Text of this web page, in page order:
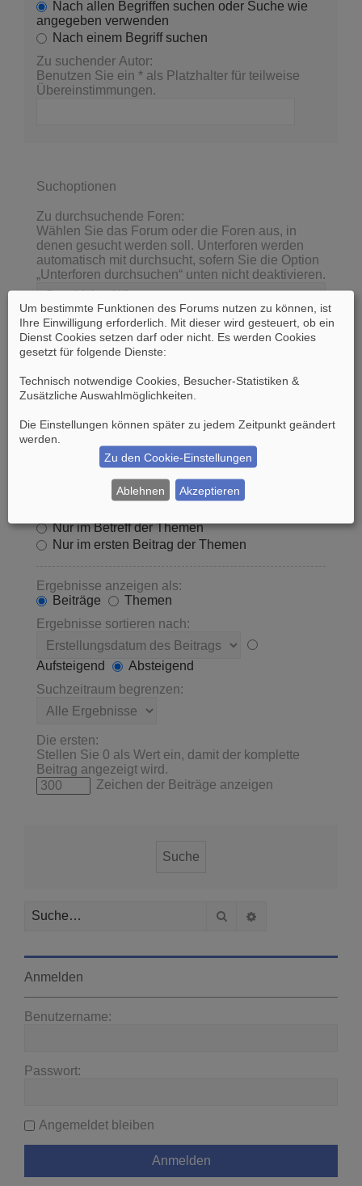
Nach allen Begriffen suchen oder Suche wie
angegeben verwenden
Nach einem Begriff suchen
Zu suchender Autor:
Benutzen Sie ein * als Platzhalter für teilweise
Übereinstimmungen.
Suchoptionen
Zu durchsuchende Foren:
Wählen Sie das Forum oder die Foren aus, in
denen gesucht werden soll. Unterforen werden
automatisch mit durchsucht, sofern Sie die Option
„Unterforen durchsuchen“ unten nicht deaktivieren.
Unterforen durchsuchen:
Nein
Innerhalb suchen:
Betreff und Text der Beiträge
Nur im Betreff der Themen
Nur im ersten Beitrag der Themen
Ergebnisse anzeigen als:
Beiträge
Themen
Ergebnisse sortieren nach:
Aufsteigend
Absteigend
Suchzeitraum begrenzen:
Die ersten:
Stellen Sie 0 als Wert ein, damit der komplette
Beitrag angezeigt wird.
Zeichen der Beiträge anzeigen
Suche
Anmelden
Benutzername:
Passwort:
Angemeldet bleiben
Um bestimmte Funktionen des Forums nutzen zu können, ist
Ihre Einwilligung erforderlich. Mit dieser wird gesteuert, ob ein
Dienst Cookies setzen darf oder nicht. Es werden Cookies
gesetzt für folgende Dienste:
Technisch notwendige Cookies, Besucher-Statistiken &
Zusätzliche Auswahlmöglichkeiten
Die Einstellungen können später zu jedem Zeitpunkt geändert
werden.
Zu den Cookie-Einstellungen
Ablehnen Akzeptieren